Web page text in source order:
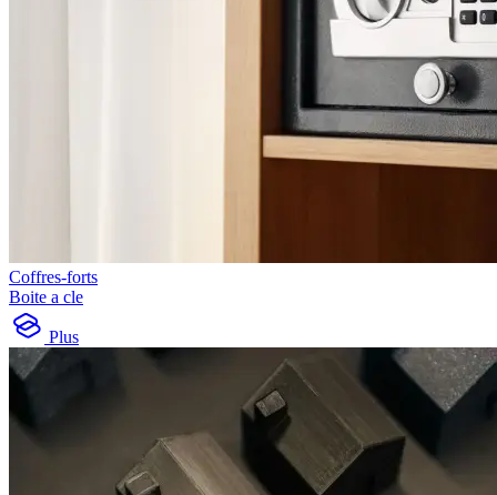
Coffres-forts
Boite a cle
Plus